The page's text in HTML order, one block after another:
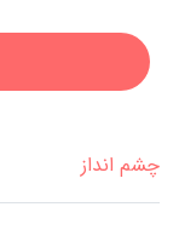
چشم انداز